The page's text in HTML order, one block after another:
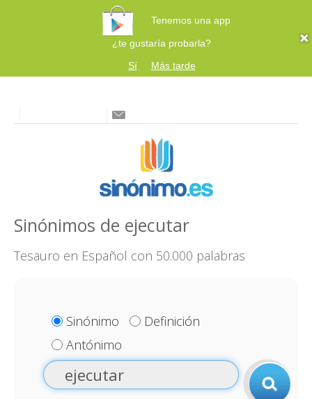
Tenemos una app
¿te gustaría probarla?
Sí
Más tarde
Sinónimos de ejecutar
Tesauro en Español con 50.000 palabras
Sinónimo
Definición
Antónimo